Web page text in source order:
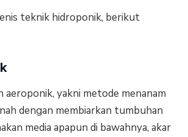
teknik hidroponik, berikut
aeroponik, yakni metode menanam
dengan membiarkan tumbuhan
media apapun di bawahnya, akar